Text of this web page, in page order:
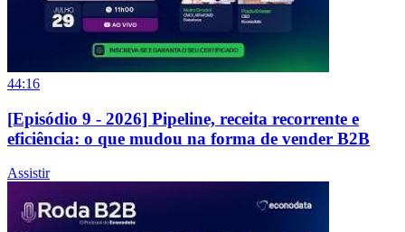
44:16
[Episódio 9 - 2026] Pipeline, receita recorrente e
eficiência: o que mudou na forma de vender B2B
Assistir